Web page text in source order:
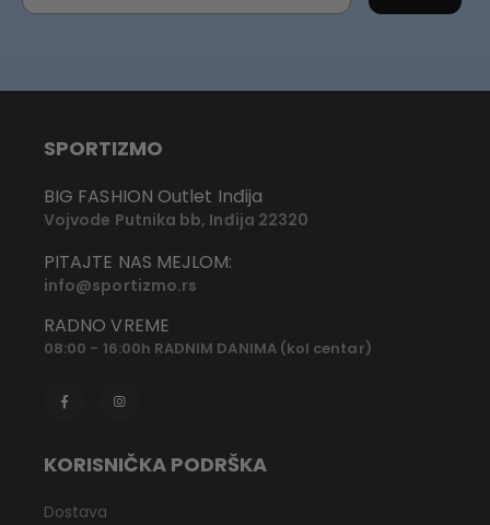
SPORTIZMO
BIG FASHION Outlet Inđija
Vojvode Putnika bb, Inđija 22320
PITAJTE NAS MEJLOM:
info@sportizmo.rs
RADNO VREME
08:00 - 16:00h RADNIM DANIMA (kol centar)
KORISNIČKA PODRŠKA
Dostava